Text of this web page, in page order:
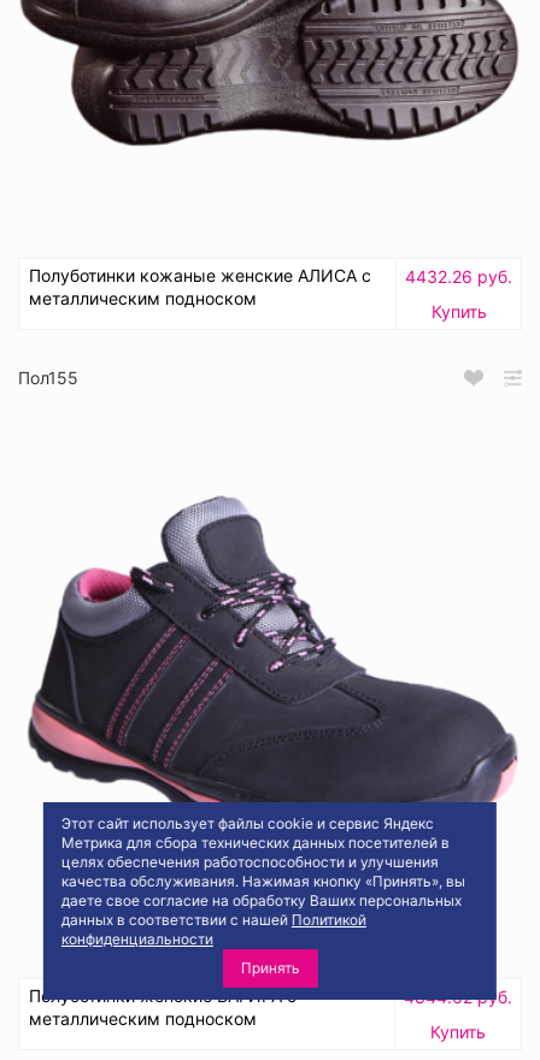
Этот сайт использует файлы cookie и сервис Яндекс
Метрика для сбора технических данных посетителей в
целях обеспечения работоспособности и улучшения
качества обслуживания. Нажимая кнопку «Принять», вы
даете свое согласие на обработку Ваших персональных
данных в соответствии с нашей Политикой
конфиденциальности
Принять
Полуботинки кожаные женские АЛИСА с
металлическим подноском
4432.26 руб.
Купить
Пол155
Полуботинки женские БАГИРА с
металлическим подноском
4844.62 руб.
Купить